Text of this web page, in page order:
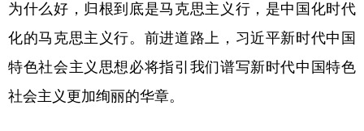
为什么好，归根到底是马克思主义行，是中国化时代
化的马克思主义行。前进道路上，习近平新时代中国
特色社会主义思想必将指引我们谱写新时代中国特色
社会主义更加绚丽的华章。